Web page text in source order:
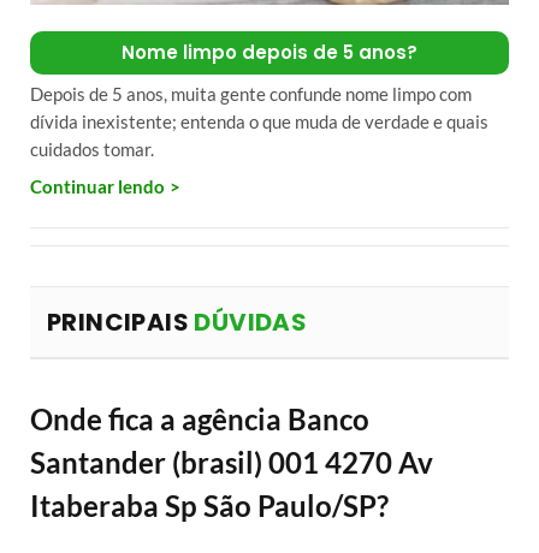
Nome limpo depois de 5 anos?
Depois de 5 anos, muita gente confunde nome limpo com
dívida inexistente; entenda o que muda de verdade e quais
cuidados tomar.
Continuar lendo
PRINCIPAIS DÚVIDAS
Onde fica a agência Banco
Santander (brasil) 001 4270 Av
Itaberaba Sp São Paulo/SP?